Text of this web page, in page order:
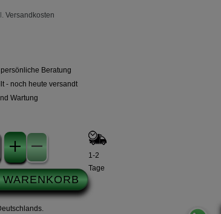
Versandkosten
Beratung
- noch heute versandt
Wartung
1-2
Tage